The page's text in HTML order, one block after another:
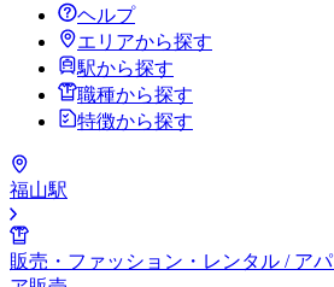
ヘルプ
エリアから探す
駅から探す
職種から探す
特徴から探す
福山駅
販売・ファッション・レンタル / ア